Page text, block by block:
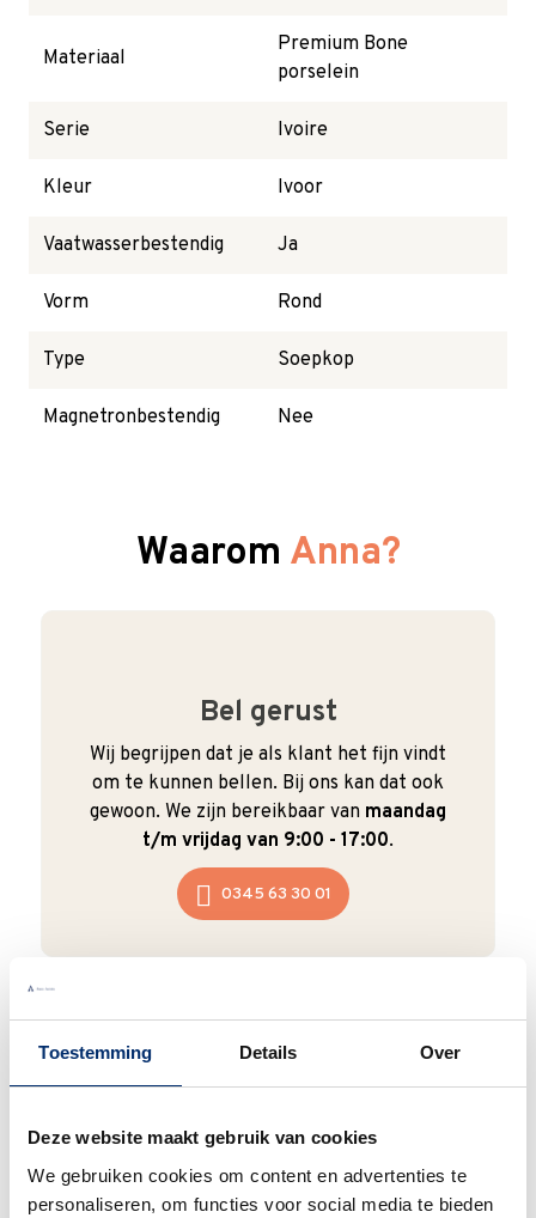
Toestemming Details Over
Deze website maakt gebruik van cookies
We gebruiken cookies om content en advertenties te
personaliseren, om functies voor social media te bieden
Materiaal
Premium Bone
porselein
Serie Ivoire
Kleur Ivoor
Vaatwasserbestendig Ja
Vorm Rond
Type Soepkop
Magnetronbestendig Nee
Waarom Anna?
Bel gerust
Wij begrijpen dat je als klant het fijn vindt
om te kunnen bellen. Bij ons kan dat ook
gewoon. We zijn bereikbaar van maandag
t/m vrijdag van 9:00 - 17:00.
0345 63 30 01
Duurzaam
en duurzaam met hergebruikt karton en
ook nog eens helemaalgratis verzonden.